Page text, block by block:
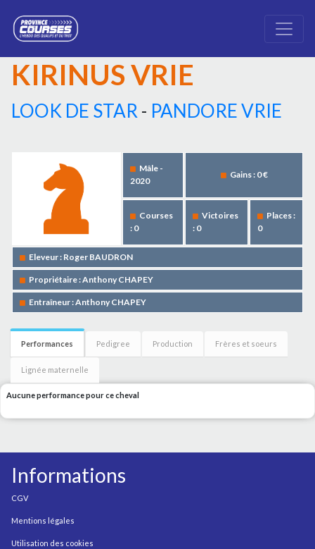
KIRINUS VRIE
LOOK DE STAR - PANDORE VRIE
Mâle -
2020
Gains : 0 €
Courses
: 0
Victoires
: 0
Places :
0
Eleveur : Roger BAUDRON
Propriétaire : Anthony CHAPEY
Entraîneur : Anthony CHAPEY
Performances Pedigree Production Frères et soeurs
Lignée maternelle
Aucune performance pour ce cheval
Informations
CGV
Mentions légales
Utilisation des cookies